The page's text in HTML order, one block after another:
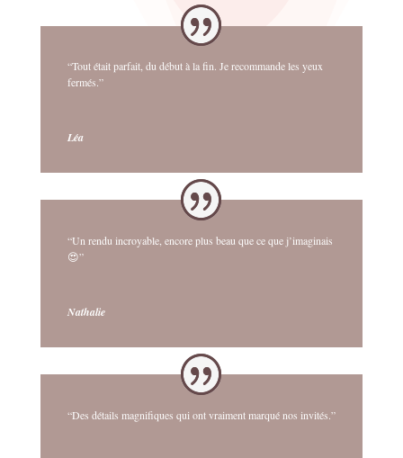
“Tout était parfait, du début à la fin. Je recommande les yeux
fermés.”
Léa
“Un rendu incroyable, encore plus beau que ce que j’imaginais
😍”
Nathalie
“Des détails magnifiques qui ont vraiment marqué nos invités.”